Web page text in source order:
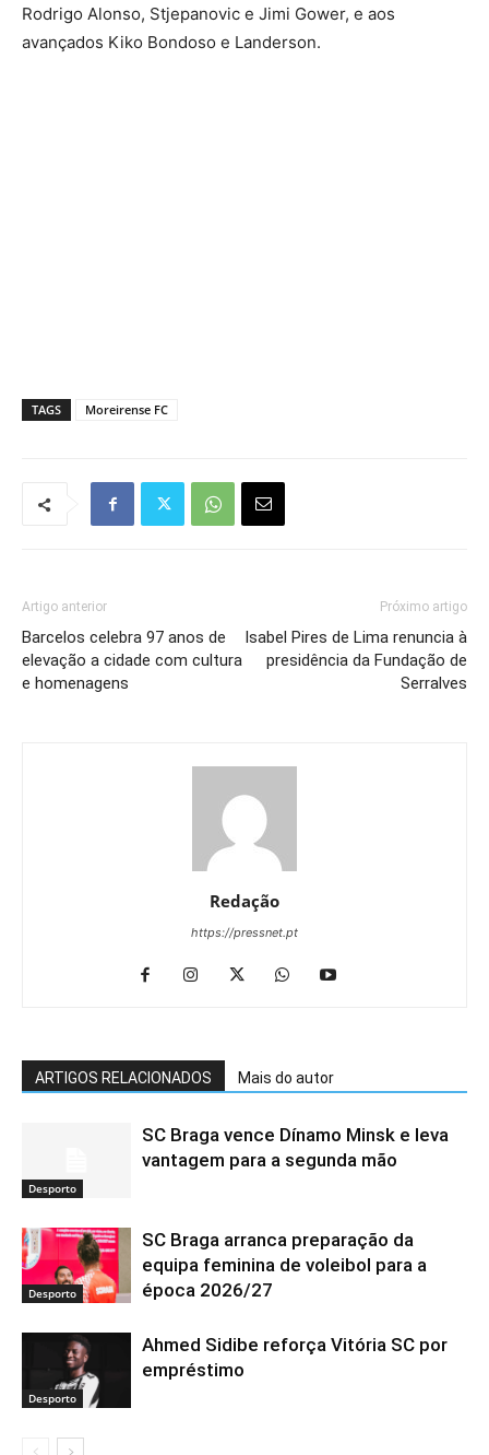
Rodrigo Alonso, Stjepanovic e Jimi Gower, e aos
avançados Kiko Bondoso e Landerson.
TAGS Moreirense FC
Artigo anterior
Barcelos celebra 97 anos de
elevação a cidade com cultura
e homenagens
Próximo artigo
Isabel Pires de Lima renuncia à
presidência da Fundação de
Serralves
Redação
https://pressnet.pt
ARTIGOS RELACIONADOS Mais do autor
Desporto
SC Braga vence Dínamo Minsk e leva
vantagem para a segunda mão
Desporto
SC Braga arranca preparação da
equipa feminina de voleibol para a
época 2026/27
Desporto
Ahmed Sidibe reforça Vitória SC por
empréstimo